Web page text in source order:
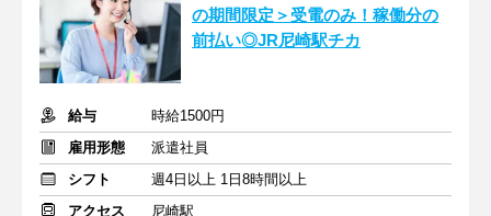
の期間限定＞受電のみ！稼働分の
前払い◎JR尼崎駅チカ
給与
時給1500円
雇用形態
派遣社員
シフト
週4日以上 1日8時間以上
アクセス
尼崎駅